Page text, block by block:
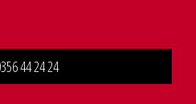
44 24 24